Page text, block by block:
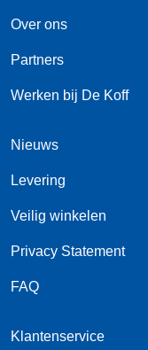
Over ons
Partners
Werken bij De Koff
Nieuws
Levering
Veilig winkelen
Privacy Statement
FAQ
Klantenservice